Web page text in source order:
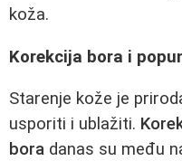
koža.
Korekcija bora i
Starenje kože je
usporiti i ublažiti.
bora danas su među